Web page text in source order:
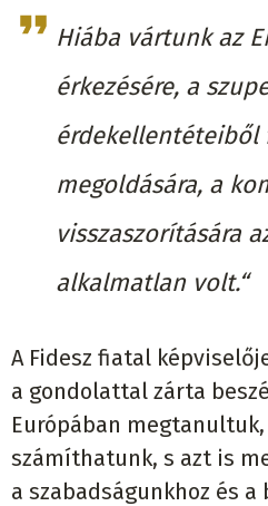
Hiába vártunk az
érkezésére, a
megoldására, a
visszaszorítására
alkalmatlan volt.“
A Fidesz fiatal
a gondolattal zárta
Európában megtanultuk,
számíthatunk, s azt is
a szabadságunkhoz és